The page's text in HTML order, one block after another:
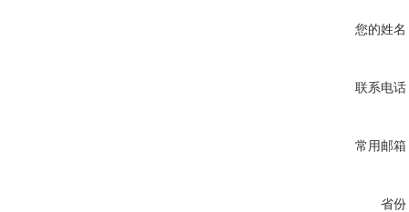
您的姓名
联系电话
常用邮箱
省份